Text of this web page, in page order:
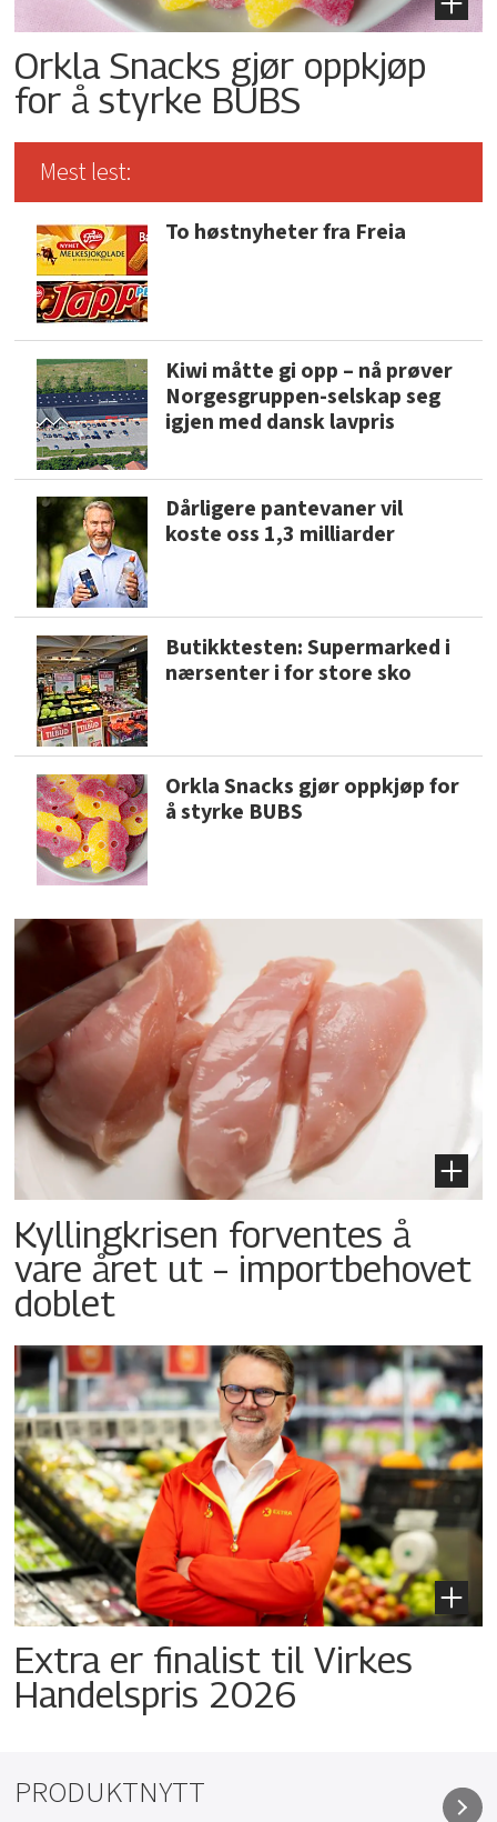
Orkla Snacks gjør oppkjøp
for å styrke BUBS
Mest lest:
To høstnyheter fra Freia
Kiwi måtte gi opp – nå prøver
Norgesgruppen-selskap seg
igjen med dansk lavpris
Dårligere pantevaner vil
koste oss 1,3 milliarder
Butikktesten: Supermarked i
nærsenter i for store sko
Orkla Snacks gjør oppkjøp for
å styrke BUBS
Kyllingkrisen forventes å
vare året ut – importbehovet
doblet
Extra er finalist til Virkes
Handelspris 2026
PRODUKTNYTT